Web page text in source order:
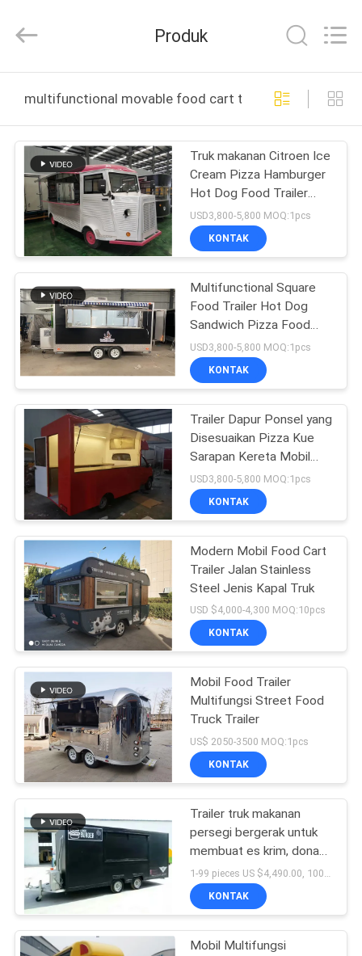
RUMAH
PRODUK
TENTANG
KITA
WISATA
PABRIK
KONTROL
KUALITAS
HUBUNGI
KAMI
BERITA
SITEMAP
KEBIJAKAN
PRIVASI
AUTOPARTS
CO.,LIMITED.
Reserved.
Produk
multifunctional movable food cart trailer pembuatan
Truk makanan Citroen Ice
Cream Pizza Hamburger
Hot Dog Food Trailer
Citroen Mobil Food Cart
Trailer
USD3,800-5,800 MOQ:1pcs
KONTAK
Multifunctional Square
Food Trailer Hot Dog
Sandwich Pizza Food
Cart Trailer
USD3,800-5,800 MOQ:1pcs
KONTAK
Trailer Dapur Ponsel yang
Disesuaikan Pizza Kue
Sarapan Kereta Mobil
Food Cart
USD3,800-5,800 MOQ:1pcs
KONTAK
Modern Mobil Food Cart
Trailer Jalan Stainless
Steel Jenis Kapal Truk
USD $4,000-4,300 MOQ:10pcs
KONTAK
Mobil Food Trailer
Multifungsi Street Food
Truck Trailer
US$ 2050-3500 MOQ:1pcs
KONTAK
Trailer truk makanan
persegi bergerak untuk
membuat es krim, donat,
pizza dan burger
KONTAK
Mobil Multifungsi